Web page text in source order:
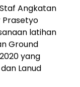
Angkatan
Prasetyo
latihan
Ground
yang
Lanud